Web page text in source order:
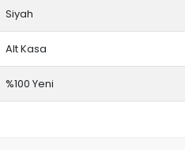
Siyah
Alt Kasa
%100 Yeni